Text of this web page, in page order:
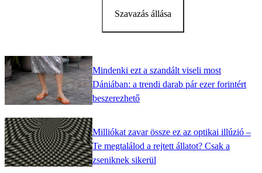
Szavazás állása
Mindenki ezt a szandált viseli most
Dániában: a trendi darab pár ezer forintért
beszerezhető
Milliókat zavar össze ez az optikai illúzió –
Te megtalálod a rejtett állatot? Csak a
zseniknek sikerül